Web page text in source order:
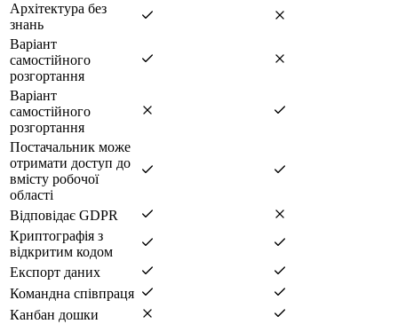
Архітектура без
знань
Варіант
самостійного
розгортання
Варіант
самостійного
розгортання
Постачальник може
отримати доступ до
вмісту робочої
області
Відповідає GDPR
Криптографія з
відкритим кодом
Експорт даних
Командна співпраця
Канбан дошки